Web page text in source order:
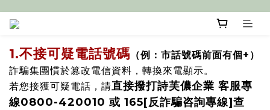
1.不接可疑電話號碼 （例：市話號碼前面有個+）
詐騙集團慣於篡改電信資料，轉換來電顯示。
若您接獲可疑電話，請直接撥打詩芙儂企業 客服專
線0800-420010 或 165[反詐騙咨詢專線]查